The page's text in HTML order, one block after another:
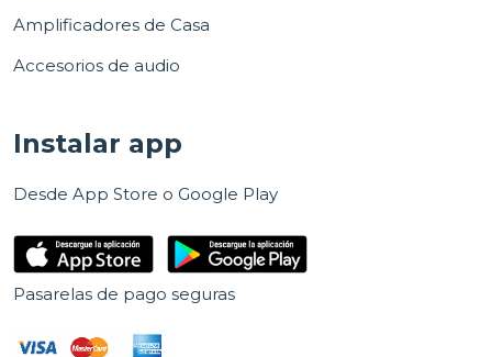
Amplificadores de Casa
Accesorios de audio
Instalar app
Desde App Store o Google Play
Pasarelas de pago seguras